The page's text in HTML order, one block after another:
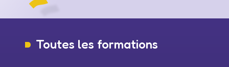
Toutes les formations